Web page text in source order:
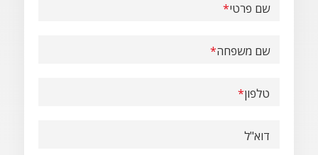
שם פרטי
שם משפחה
טלפון
דוא"ל